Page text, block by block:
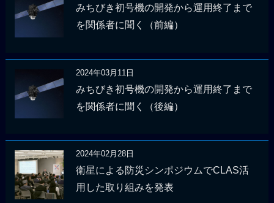
みちびき初号機の開発から運用終了まで
を関係者に聞く（前編）
2024年03月11日
みちびき初号機の開発から運用終了まで
を関係者に聞く（後編）
2024年02月28日
衛星による防災シンポジウムでCLAS活
用した取り組みを発表